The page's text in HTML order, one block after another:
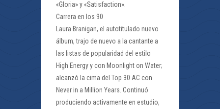
«Gloria» y «Satisfaction».
Carrera en los 90
Laura Branigan, el autotitulado nuevo
álbum, trajo de nuevo a la cantante a
las listas de popularidad del estilo
High Energy y con Moonlight on Water;
alcanzó la cima del Top 30 AC con
Never in a Million Years. Continuó
produciendo activamente en estudio,